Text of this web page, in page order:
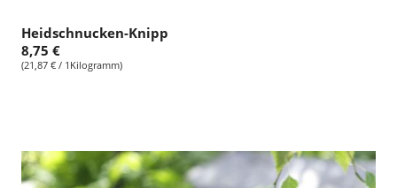
Heidschnucken-Knipp
8,75 €
(21,87 € / 1Kilogramm)